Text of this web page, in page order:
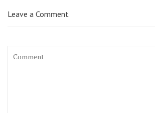
Leave a Comment